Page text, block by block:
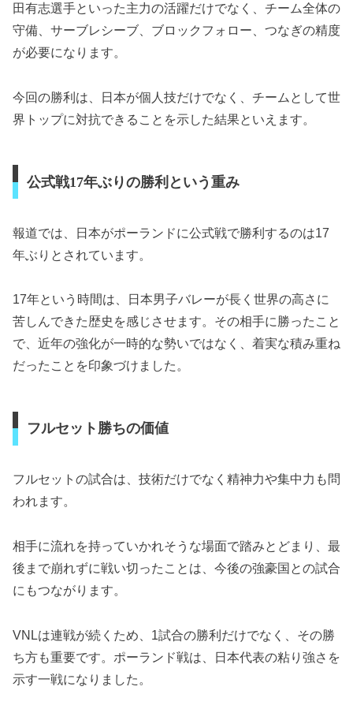
田有志選手といった主力の活躍だけでなく、チーム全体の
守備、サーブレシーブ、ブロックフォロー、つなぎの精度
が必要になります。
今回の勝利は、日本が個人技だけでなく、チームとして世
界トップに対抗できることを示した結果といえます。
公式戦17年ぶりの勝利という重み
報道では、日本がポーランドに公式戦で勝利するのは17
年ぶりとされています。
17年という時間は、日本男子バレーが長く世界の高さに
苦しんできた歴史を感じさせます。その相手に勝ったこと
で、近年の強化が一時的な勢いではなく、着実な積み重ね
だったことを印象づけました。
フルセット勝ちの価値
フルセットの試合は、技術だけでなく精神力や集中力も問
われます。
相手に流れを持っていかれそうな場面で踏みとどまり、最
後まで崩れずに戦い切ったことは、今後の強豪国との試合
にもつながります。
VNLは連戦が続くため、1試合の勝利だけでなく、その勝
ち方も重要です。ポーランド戦は、日本代表の粘り強さを
示す一戦になりました。